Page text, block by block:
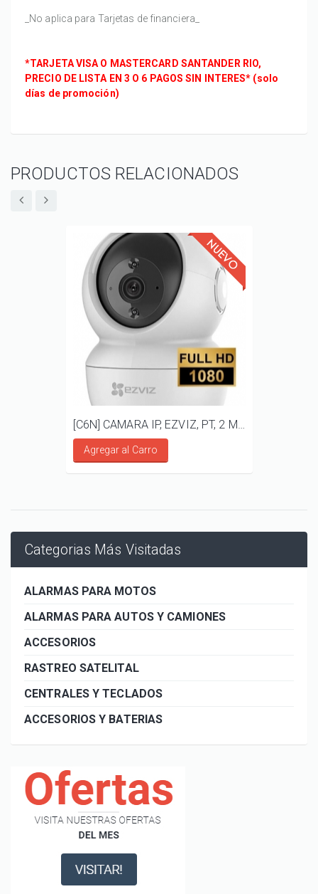
_No aplica para Tarjetas de financiera_
*TARJETA VISA O MASTERCARD SANTANDER RIO,
PRECIO DE LISTA EN 3 O 6 PAGOS SIN INTERES* (solo
días de promoción)
PRODUCTOS RELACIONADOS
Agregar al Carro
Categorias Más Visitadas
ALARMAS PARA MOTOS
ALARMAS PARA AUTOS Y CAMIONES
ACCESORIOS
RASTREO SATELITAL
CENTRALES Y TECLADOS
ACCESORIOS Y BATERIAS